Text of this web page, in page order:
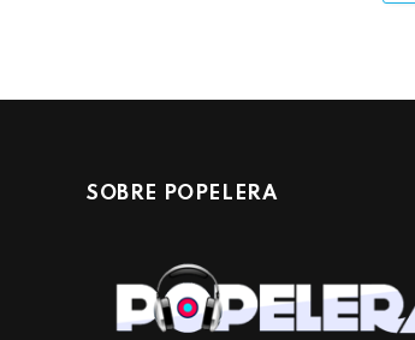
SOBRE POPELERA